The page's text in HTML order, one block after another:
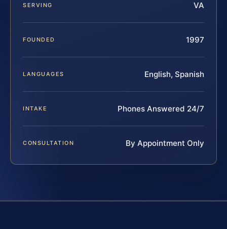
SERVING VA
FOUNDED 1997
LANGUAGES English, Spanish
INTAKE Phones Answered 24/7
CONSULTATION By Appointment Only